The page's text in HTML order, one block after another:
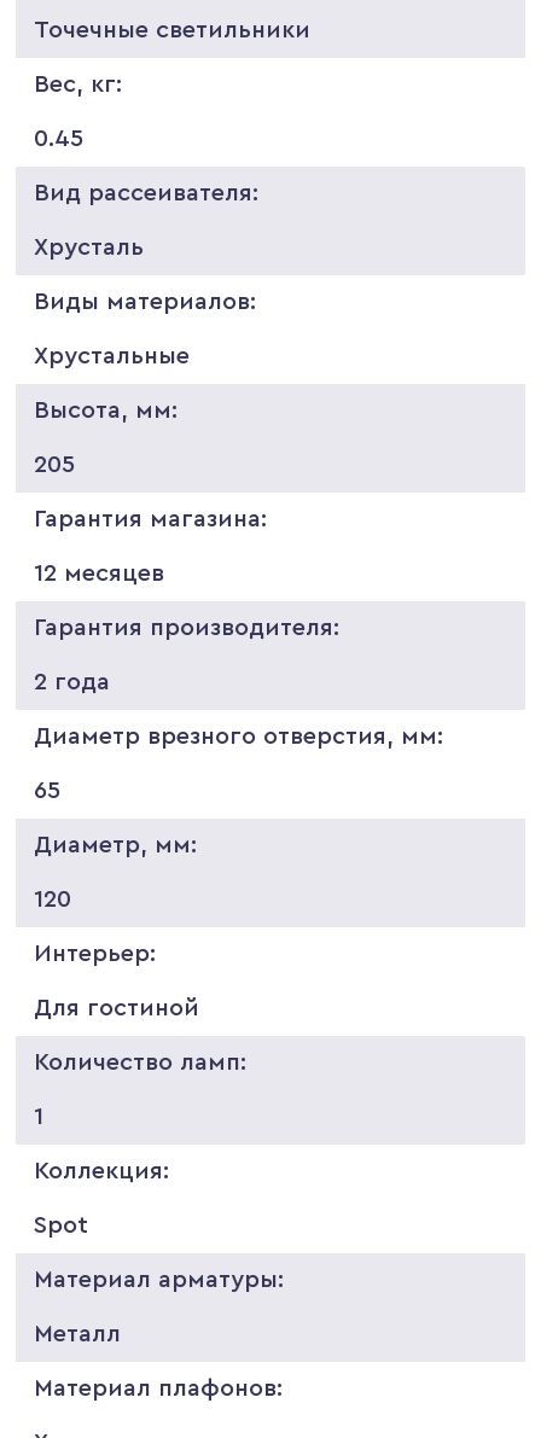
Точечные светильники
Вес, кг:
0.45
Вид рассеивателя:
Хрусталь
Виды материалов:
Хрустальные
Высота, мм:
205
Гарантия магазина:
12 месяцев
Гарантия производителя:
2 года
Диаметр врезного отверстия, мм:
65
Диаметр, мм:
120
Интерьер:
Для гостиной
Количество ламп:
1
Коллекция:
Spot
Материал арматуры:
Металл
Материал плафонов: